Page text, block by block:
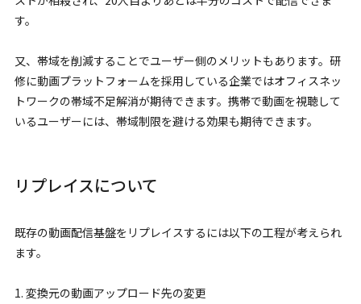
す。
又、帯域を削減することでユーザー側のメリットもあります。研
修に動画プラットフォームを採用している企業ではオフィスネッ
トワークの帯域不足解消が期待できます。携帯で動画を視聴して
いるユーザーには、帯域制限を避ける効果も期待できます。
リプレイスについて
既存の動画配信基盤をリプレイスするには以下の工程が考えられ
ます。
1. 変換元の動画アップロード先の変更